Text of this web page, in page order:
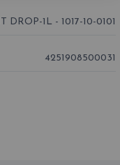
1L - 1017-10-0101
4251908500031